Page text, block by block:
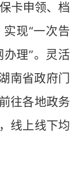
卡申领、档
现“一次告
理”。灵活
南省政府门
往各地政务
线上线下均